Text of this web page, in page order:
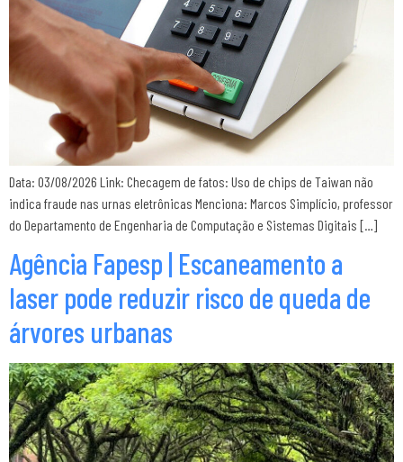
Data: 03/08/2026 Link: Checagem de fatos: Uso de chips de Taiwan não
indica fraude nas urnas eletrônicas Menciona: Marcos Simplício, professor
do Departamento de Engenharia de Computação e Sistemas Digitais […]
Agência Fapesp | Escaneamento a
laser pode reduzir risco de queda de
árvores urbanas